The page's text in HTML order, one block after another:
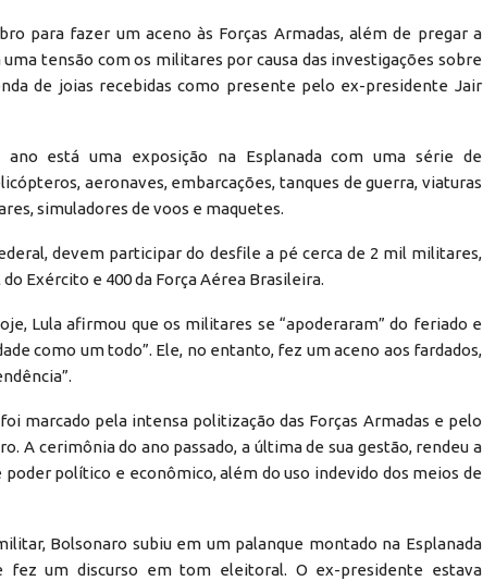
para fazer um aceno às Forças Armadas, além de pregar a
tensão com os militares por causa das investigações sobre
de joias recebidas como presente pelo ex-presidente Jair
está uma exposição na Esplanada com uma série de
aeronaves, embarcações, tanques de guerra, viaturas
simuladores de voos e maquetes.
devem participar do desfile a pé cerca de 2 mil militares,
Exército e 400 da Força Aérea Brasileira.
Lula afirmou que os militares se “apoderaram” do feriado e
como um todo”. Ele, no entanto, fez um aceno aos fardados,
marcado pela intensa politização das Forças Armadas e pelo
A cerimônia do ano passado, a última de sua gestão, rendeu a
político e econômico, além do uso indevido dos meios de
Bolsonaro subiu em um palanque montado na Esplanada
fez um discurso em tom eleitoral. O ex-presidente estava